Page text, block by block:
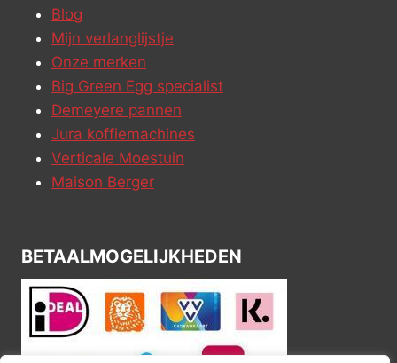
Blog
Mijn verlanglijstje
Onze merken
Big Green Egg specialist
Demeyere pannen
Jura koffiemachines
Verticale Moestuin
Maison Berger
BETAALMOGELIJKHEDEN